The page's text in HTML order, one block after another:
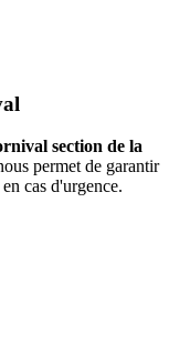
section de la
permet de garantir
cas d'urgence.